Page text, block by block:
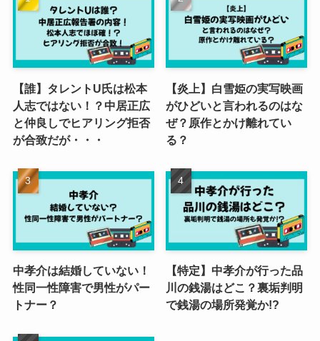
【誰】タレントU氏は松本
人志ではない！？中居正広
と仲良しでヒアリング拒否
が合致だが・・・
【炎上】白雪姫の実写映画
がひどいと言われるのはな
ぜ？原作とかけ離れてい
る？
中孝介は結婚していない！
性同一性障害で男性がパー
トナー？
【特定】中孝介が行った品
川の銭湯はどこ？裏垢判明
で銭湯の場所発覚か!?